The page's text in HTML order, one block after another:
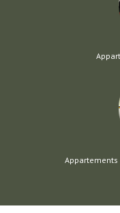
Appartements